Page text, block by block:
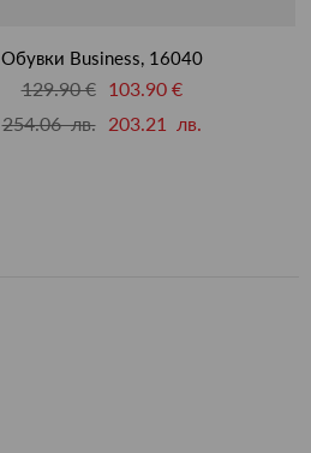
Обувки Business, 16040
129.90 €
103.90 €
254.06 лв.
203.21 лв.